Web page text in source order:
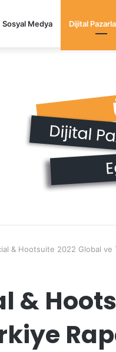
Sosyal Medya Dijital
& Hootsuite 2022 Global ve
&